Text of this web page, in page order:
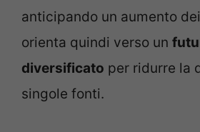
anticipando un aumento
orienta quindi verso un
diversificato per ridurre la
singole fonti.